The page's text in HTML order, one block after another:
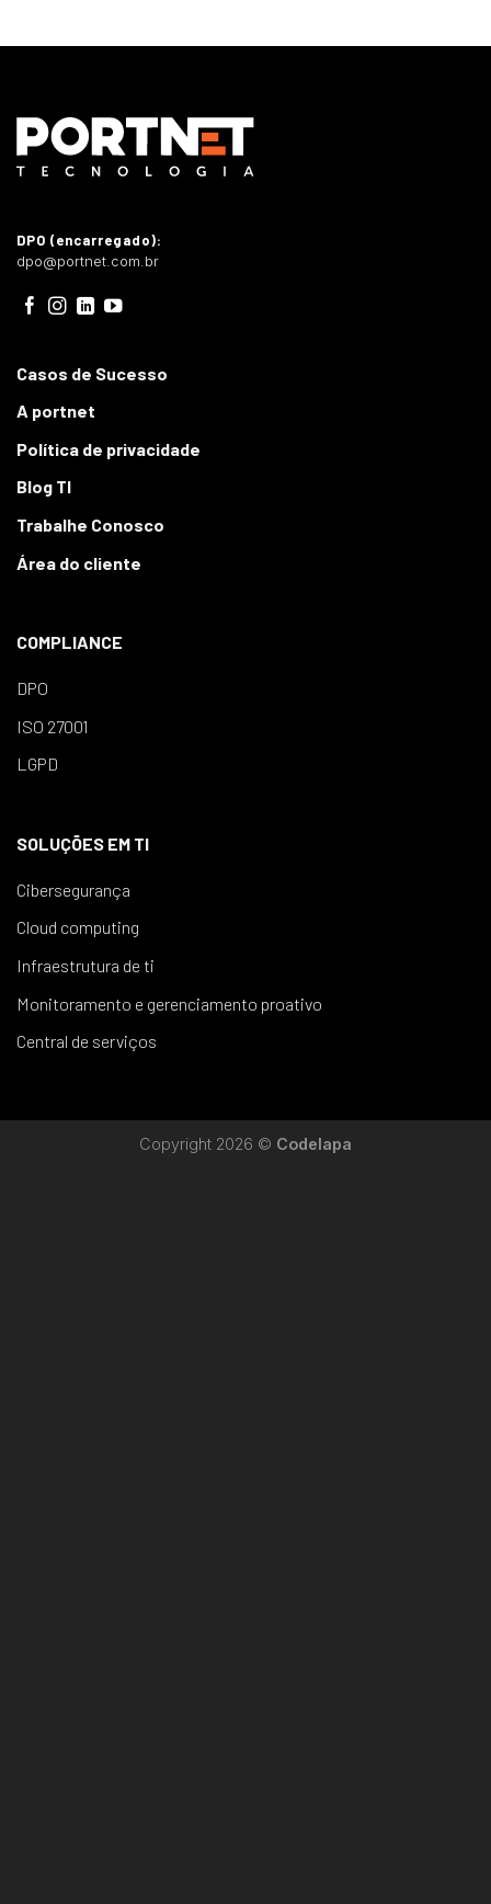
DPO (encarregado):
dpo@portnet.com.br
Casos de Sucesso
A portnet
Política de privacidade
Blog TI
Trabalhe Conosco
Área do cliente
COMPLIANCE
DPO
ISO 27001
LGPD
SOLUÇÕES EM TI
Cibersegurança
Cloud computing
Infraestrutura de ti
Monitoramento e gerenciamento proativo
Central de serviços
Copyright 2026 © Codelapa